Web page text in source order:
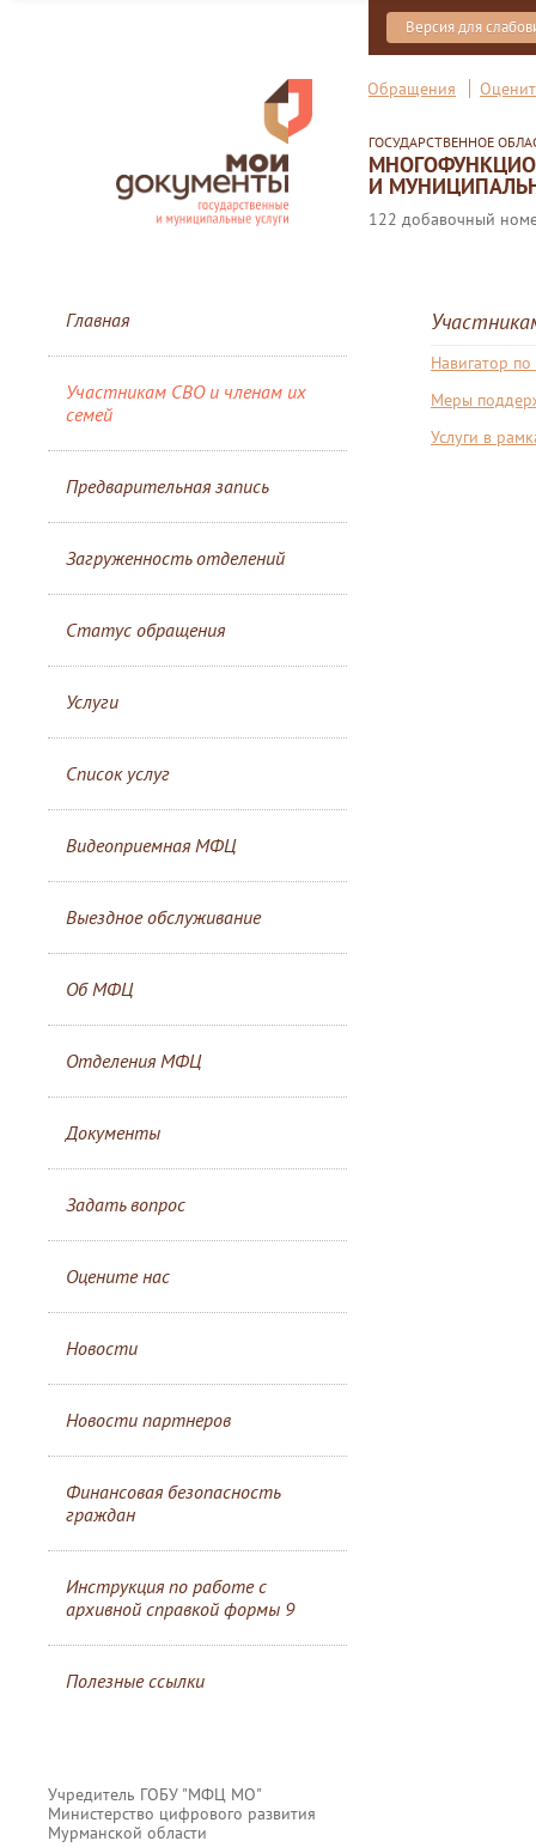
Версия для
Обращения
ГОСУДАРСТВЕННОЕ
И
122 добавочный
Главная
Участникам СВО и членам их
семей
Предварительная запись
Загруженность отделений
Статус обращения
Услуги
Список услуг
Видеоприемная МФЦ
Выездное обслуживание
Об МФЦ
Отделения МФЦ
Документы
Задать вопрос
Оцените нас
Новости
Новости партнеров
Финансовая безопасность
граждан
Инструкция по работе с
архивной справкой формы 9
Полезные ссылки
Учредитель ГОБУ "МФЦ МО"
Министерство цифрового развития
Мурманской области
Навигатор
Меры
Услуги в